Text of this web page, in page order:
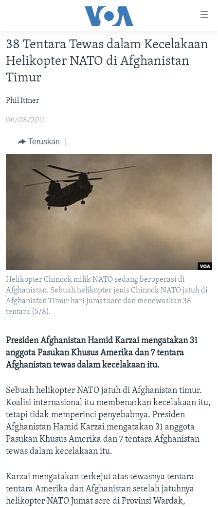
Akses
Lanjut
ke
Konten
Lanjut
ke
Utama
Lanjut
POLYGRAPH
DAFTAR PROGRAM
Learning English
IKUTI KAMI
38 Tentara Tewas dalam Kecelakaan
Helikopter NATO di Afghanistan
Timur
Phil Ittner
06/08/2011
Teruskan
Helikopter Chinook milik NATO sedang beroperasi di
Afghanistan. Sebuah helikopter jenis Chinook NATO jatuh di
Afghanistan Timur hari Jumat sore dan menewaskan 38
tentara (5/8).
Presiden Afghanistan Hamid Karzai mengatakan 31
anggota Pasukan Khusus Amerika dan 7 tentara
Afghanistan tewas dalam kecelakaan itu.
Sebuah helikopter NATO jatuh di Afghanistan timur.
Koalisi internasional itu membenarkan kecelakaan itu,
tetapi tidak memperinci penyebabnya. Presiden
Afghanistan Hamid Karzai mengatakan 31 anggota
Pasukan Khusus Amerika dan 7 tentara Afghanistan
tewas dalam kecelakaan itu.
Karzai mengatakan terkejut atas tewasnya tentara-
tentara Amerika dan Afghanistan setelah jatuhnya
helikopter NATO Jumat sore di Provinsi Wardak,